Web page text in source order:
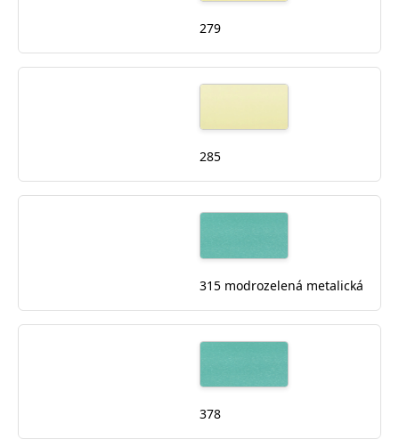
279
285
315 modrozelená metalická
378